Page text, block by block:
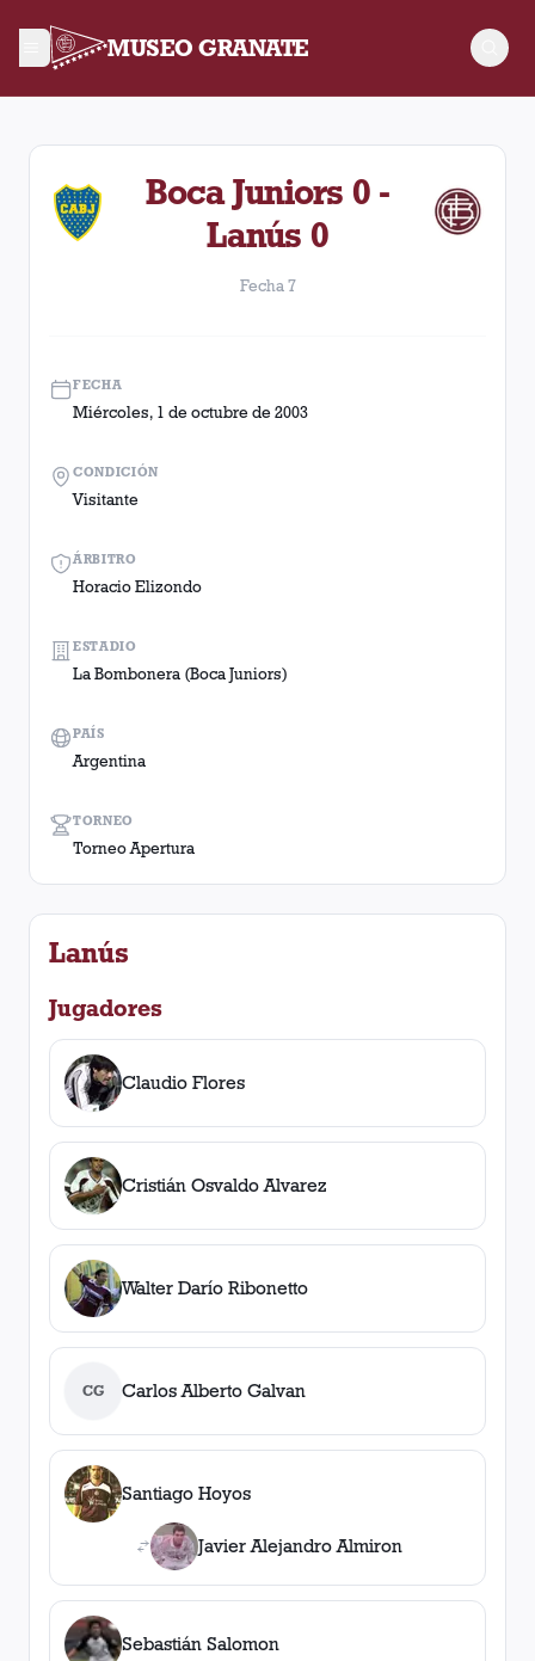
MUSEO GRANATE
Fecha 7. Partido entre Lanús y Boca Juniors disputado el
Boca Juniors 0 -
Lanús 0
Fecha 7
FECHA
Miércoles, 1 de octubre de 2003
ÁRBITRO
Horacio Elizondo
TORNEO
Torneo Apertura
CONDICIÓN
Visitante
ESTADIO
La Bombonera (Boca Juniors)
PAÍS
Argentina
Lanús
Jugadores
Claudio Flores
Cristián Osvaldo Alvarez
Walter Darío Ribonetto
CG Carlos Alberto Galvan
Santiago Hoyos
Javier Alejandro Almiron
Sebastián Salomon